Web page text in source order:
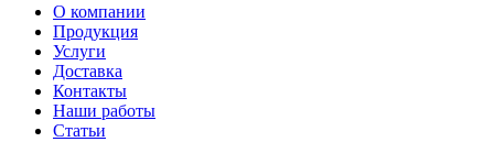
О компании
Продукция
Услуги
Доставка
Контакты
Наши работы
Статьи